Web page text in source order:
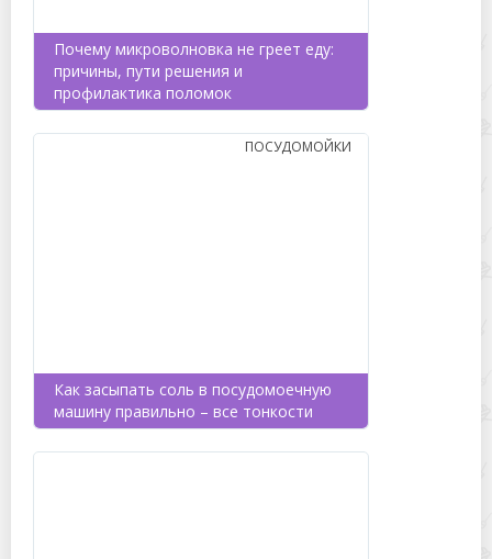
Почему микроволновка не греет еду:
причины, пути решения и
профилактика поломок
Как засыпать соль в посудомоечную
машину правильно – все тонкости
ПОСУДОМОЙКИ